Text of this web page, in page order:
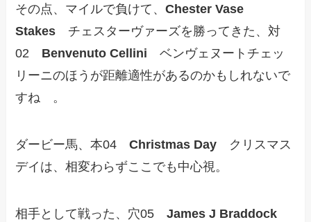
その点、マイルで負けて、Chester Vase
Stakes チェスターヴァーズを勝ってきた、対
02 Benvenuto Cellini ベンヴェヌートチェッ
リーニのほうが距離適性があるのかもしれないで
すね 。
ダービー馬、本04Christmas Day クリスマス
デイは、相変わらずここでも中心視。
相手として戦った、穴05James J Braddock